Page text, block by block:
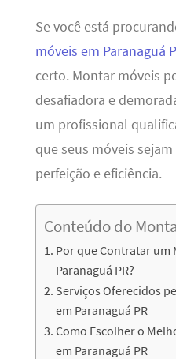
Se você está
móveis em Paranaguá
certo. Montar móveis
desafiadora e
um profissional
que seus móveis
perfeição e eficiência.
Conteúdo do
Por que Contratar um
Paranaguá PR?
Serviços Oferecidos
em Paranaguá PR
Como Escolher o
em Paranaguá PR